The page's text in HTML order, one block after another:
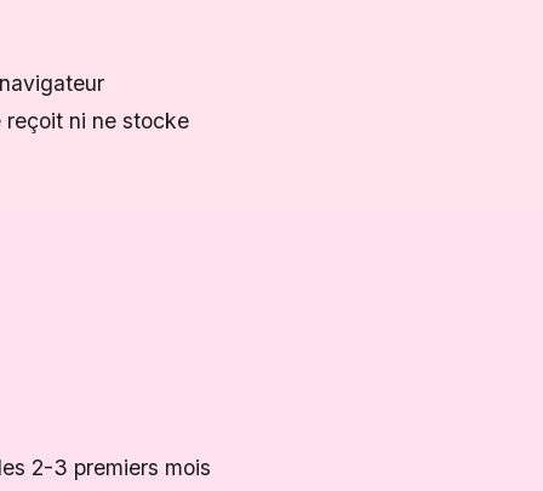
reçoit ni ne stocke
2-3 premiers mois